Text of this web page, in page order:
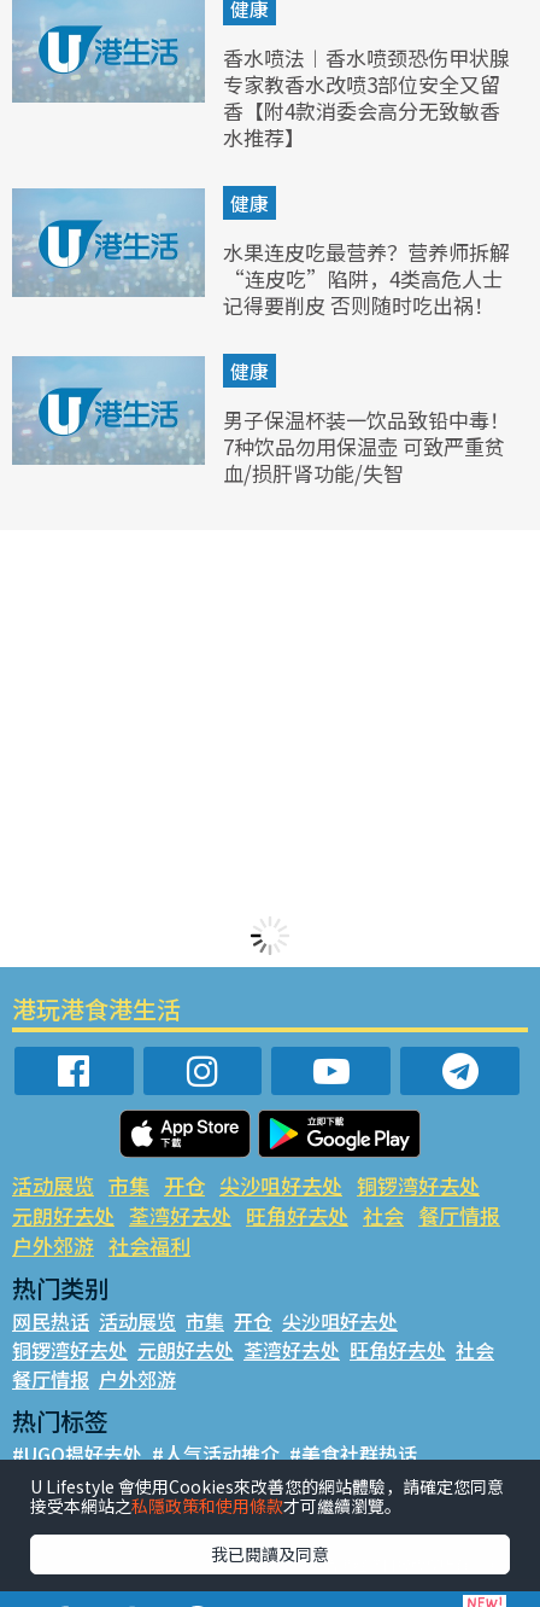
健康
香水喷法︱香水喷颈恐伤甲状腺
专家教香水改喷3部位安全又留
香【附4款消委会高分无致敏香
水推荐】
健康
水果连皮吃最营养？营养师拆解
“连皮吃”陷阱，4类高危人士
记得要削皮 否则随时吃出祸！
健康
男子保温杯装一饮品致铅中毒！
7种饮品勿用保温壶 可致严重贫
血/损肝肾功能/失智
港玩港食港生活
活动展览 市集 开仓 尖沙咀好去处 铜锣湾好去处
元朗好去处 荃湾好去处 旺角好去处 社会 餐厅情报
户外郊游 社会福利
热门类别
网民热话 活动展览 市集 开仓 尖沙咀好去处
铜锣湾好去处 元朗好去处 荃湾好去处 旺角好去处 社会
餐厅情报 户外郊游
热门标签
#UGO揾好去处 #人气活动推介 #美食社群热话
#亲子玩乐好去处 #ULifestyle应用程式 #限时抢
#UJetso礼物放送 #ULifestyle商户中心 #著数
香港经济日报版权所有©2026
U Lifestyle 會使用Cookies來改善您的網站體驗，請確定您同意
接受本網站之私隱政策和使用條款才可繼續瀏覽。
我已閱讀及同意